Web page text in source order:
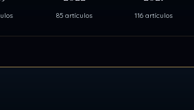
85 artículos 116 artículos